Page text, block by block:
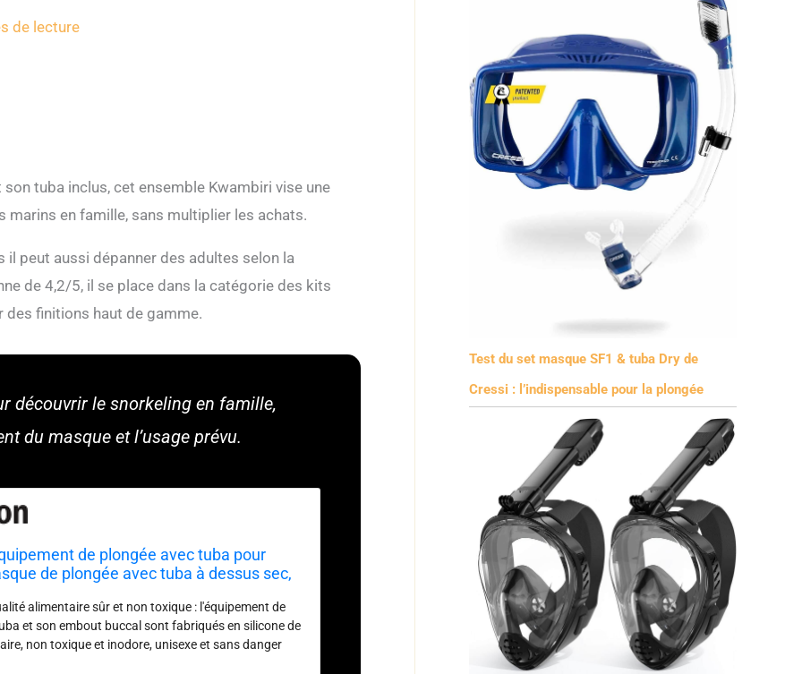
de lecture
tuba inclus, cet ensemble Kwambiri vise une
en famille, sans multiplier les achats.
il peut aussi dépanner des adultes selon la
de 4,2/5, il se place dans la catégorie des kits
des finitions haut de gamme.
découvrir le snorkeling en famille,
du masque et l’usage prévu.
de plongée avec tuba pour
de plongée avec tuba à dessus sec,
adulte pour la plongée avec tuba, la
alimentaire sûr et non toxique : l'équipement de
et son embout buccal sont fabriqués en silicone de
non toxique et inodore, unisexe et sans danger
Protection des yeux de sécurité : la surface du miroir
Test du set masque SF1 & tuba Dry de
Cressi : l’indispensable pour la plongée